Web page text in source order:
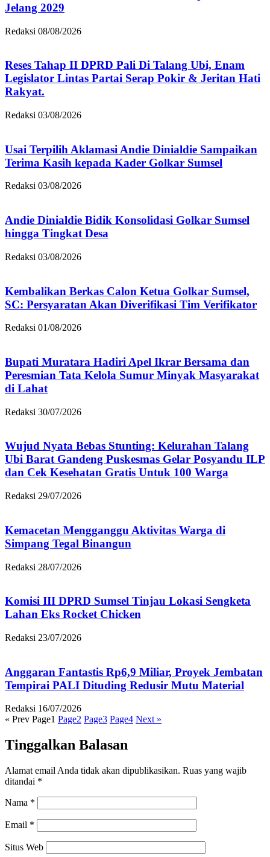
Jelang 2029
Redaksi 08/08/2026
Reses Tahap II DPRD Pali Di Talang Ubi, Enam
Legislator Lintas Partai Serap Pokir & Jeritan Hati
Rakyat.
Redaksi 03/08/2026
Usai Terpilih Aklamasi Andie Dinialdie Sampaikan
Terima Kasih kepada Kader Golkar Sumsel
Redaksi 03/08/2026
Andie Dinialdie Bidik Konsolidasi Golkar Sumsel
hingga Tingkat Desa
Redaksi 03/08/2026
Kembalikan Berkas Calon Ketua Golkar Sumsel,
SC: Persyaratan Akan Diverifikasi Tim Verifikator
Redaksi 01/08/2026
Bupati Muratara Hadiri Apel Ikrar Bersama dan
Peresmian Tata Kelola Sumur Minyak Masyarakat
di Lahat
Redaksi 30/07/2026
Wujud Nyata Bebas Stunting: Kelurahan Talang
Ubi Barat Gandeng Puskesmas Gelar Posyandu ILP
dan Cek Kesehatan Gratis Untuk 100 Warga
Redaksi 29/07/2026
Kemacetan Mengganggu Aktivitas Warga di
Simpang Tegal Binangun
Redaksi 28/07/2026
Komisi III DPRD Sumsel Tinjau Lokasi Sengketa
Lahan Eks Rocket Chicken
Redaksi 23/07/2026
Anggaran Fantastis Rp6,9 Miliar, Proyek Jembatan
Tempirai PALI Dituding Redusir Mutu Material
Redaksi 16/07/2026
« Prev Page1 Page2 Page3 Page4 Next »
Tinggalkan Balasan
Alamat email Anda tidak akan dipublikasikan. Ruas yang wajib
ditandai *
Nama *
Email *
Situs Web